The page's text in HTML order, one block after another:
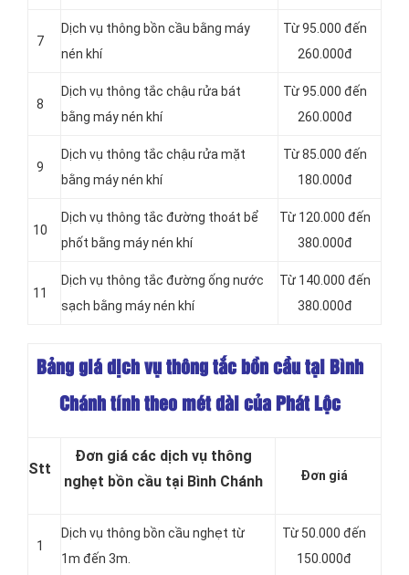
7
Dịch vụ thông bồn cầu bằng máy
nén khí
Từ 95.000 đến
260.000đ
8
Dịch vụ thông tắc chậu rửa bát
bằng máy nén khí
Từ 95.000 đến
260.000đ
9
Dịch vụ thông tắc chậu rửa mặt
bằng máy nén khí
Từ 85.000 đến
180.000đ
10
Dịch vụ thông tắc đường thoát bể
phốt bằng máy nén khí
Từ 120.000 đến
380.000đ
11
Dịch vụ thông tắc đường ống nước
sạch bằng máy nén khí
Từ 140.000 đến
380.000đ
Bảng giá dịch vụ thông tắc bồn cầu tại Bình
Chánh tính theo mét dài của Phát Lộc
Stt
Đơn giá các dịch vụ thông
nghẹt bồn cầu tại Bình Chánh
Đơn giá
1
Dịch vụ thông bồn cầu nghẹt từ
1m đến 3m.
Từ 50.000 đến
150.000đ